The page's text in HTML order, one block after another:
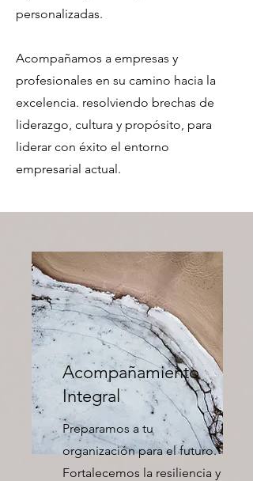
personalizadas.
Acompañamos a empresas y
profesionales en su camino hacia la
excelencia. resolviendo brechas de
liderazgo, cultura y propósito, para
liderar con éxito el entorno
empresarial actual.
Acompañamiento
Integral
Preparamos a tu
organización para el futuro.
Fortalecemos la resiliencia y